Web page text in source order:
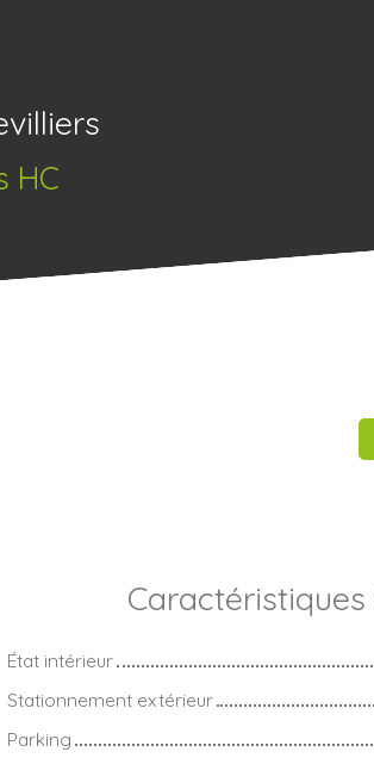
HC
Caractéristiques
État intérieur
Stationnement extérieur
Parking